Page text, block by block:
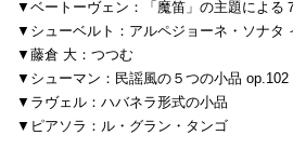
▼ベートーヴェン：「魔笛」の主題による
▼シューベルト：アルペジョーネ・ソナタ
▼藤倉 大：つつむ
▼シューマン：民謡風の５つの小品 op.102
▼ラヴェル：ハバネラ形式の小品
▼ピアソラ：ル・グラン・タンゴ